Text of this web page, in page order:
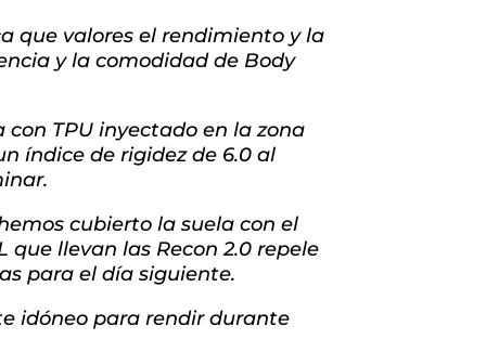
que valores el rendimiento y la
y la comodidad de Body
TPU inyectado en la zona
índice de rigidez de 6.0 al
cubierto la suela con el
llevan las Recon 2.0 repele
para el día siguiente.
idóneo para rendir durante